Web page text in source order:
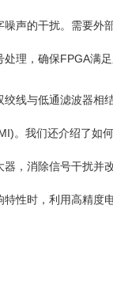
噪声的干扰。需要外
理，确保FPGA满足
绞线与低通滤波器相
。我们还介绍了如
器，消除信号干扰并
特性时，利用高精度